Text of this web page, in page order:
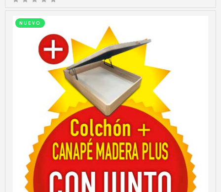
NUEVO